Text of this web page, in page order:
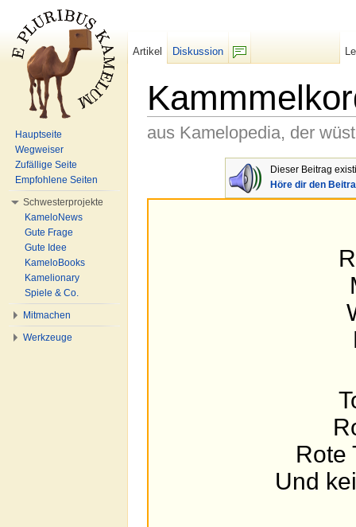
aus Kamelopedia, der
Dieser Beitrag
Höre dir den
Rote
Und
Artikel
Diskussion
Hauptseite
Wegweiser
Zufällige Seite
Empfohlene Seiten
Schwesterprojekte
KameloNews
Gute Frage
Gute Idee
KameloBooks
Kamelionary
Spiele & Co.
Mitmachen
Werkzeuge